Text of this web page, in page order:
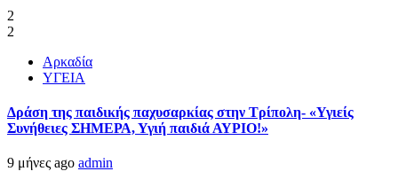
2
2
Αρκαδία
ΥΓΕΙΑ
Δράση της παιδικής παχυσαρκίας στην Τρίπολη- «Υγιείς
Συνήθειες ΣΗΜΕΡΑ, Υγιή παιδιά ΑΥΡΙΟ!»
9 μήνες ago admin